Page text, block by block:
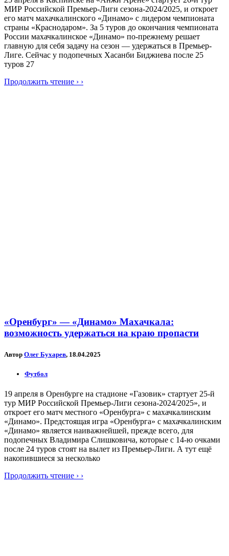
МИР Российской Премьер-Лиги сезона-2024/2025, и откроет
его матч махачкалинского «Динамо» с лидером чемпионата
страны «Краснодаром». За 5 туров до окончания чемпионата
России махачкалинское «Динамо» по-прежнему решает
главную для себя задачу на сезон — удержаться в Премьер-
Лиге. Сейчас у подопечных Хасанби Биджиева после 25
туров 27
Продолжить чтение › ›
«Оренбург» — «Динамо» Махачкала:
возможность удержаться на краю пропасти
Автор Олег Бухарев, 18.04.2025
Футбол
19 апреля в Оренбурге на стадионе «Газовик» стартует 25-й
тур МИР Российской Премьер-Лиги сезона-2024/2025», и
откроет его матч местного «Оренбурга» с махачкалинским
«Динамо». Предстоящая игра «Оренбурга» с махачкалинским
«Динамо» является наиважнейшей, прежде всего, для
подопечных Владимира Слишковича, которые с 14-ю очками
после 24 туров стоят на вылет из Премьер-Лиги. А тут ещё
накопившиеся за несколько
Продолжить чтение › ›